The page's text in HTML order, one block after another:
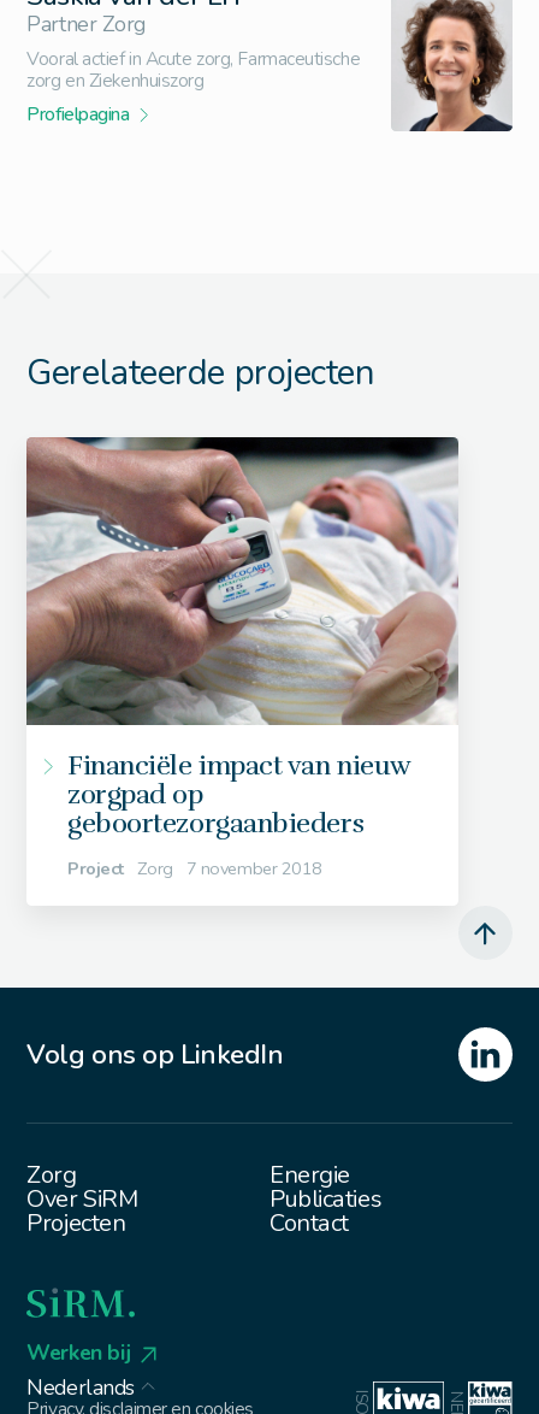
Partner Zorg
Vooral actief in Acute zorg, Farmaceutische
zorg en Ziekenhuiszorg
Profielpagina
Gerelateerde projecten
Financiële impact van nieuw
zorgpad op
geboortezorgaanbieders
Project Zorg 7 november 2018
Zorg Energie
Over SiRM Publicaties
Projecten Contact
Volg ons op LinkedIn
Werken bij
Nederlands